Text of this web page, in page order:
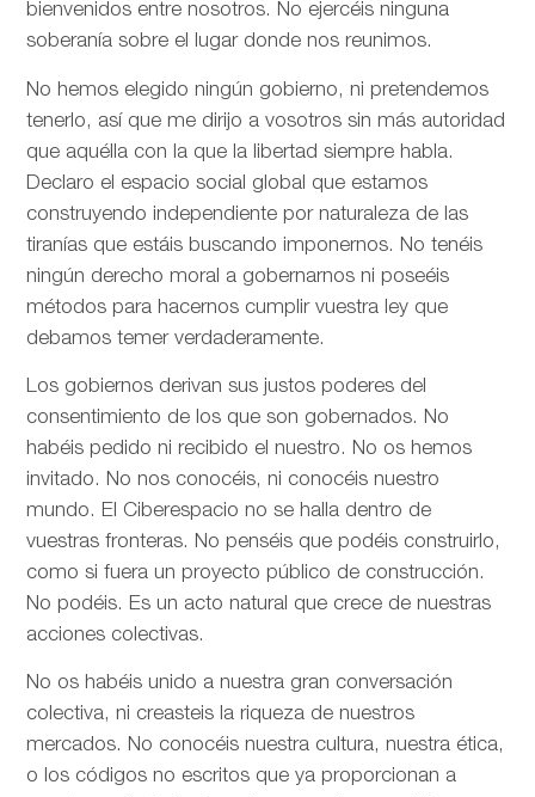
bienvenidos entre nosotros. No ejercéis ninguna
soberanía sobre el lugar donde nos reunimos.
No hemos elegido ningún gobierno, ni pretendemos
tenerlo, así que me dirijo a vosotros sin más autoridad
que aquélla con la que la libertad siempre habla.
Declaro el espacio social global que estamos
construyendo independiente por naturaleza de las
tiranías que estáis buscando imponernos. No tenéis
ningún derecho moral a gobernarnos ni poseéis
métodos para hacernos cumplir vuestra ley que
debamos temer verdaderamente.
Los gobiernos derivan sus justos poderes del
consentimiento de los que son gobernados. No
habéis pedido ni recibido el nuestro. No os hemos
invitado. No nos conocéis, ni conocéis nuestro
mundo. El Ciberespacio no se halla dentro de
vuestras fronteras. No penséis que podéis construirlo,
como si fuera un proyecto público de construcción.
No podéis. Es un acto natural que crece de nuestras
acciones colectivas.
No os habéis unido a nuestra gran conversación
colectiva, ni creasteis la riqueza de nuestros
mercados. No conocéis nuestra cultura, nuestra ética,
o los códigos no escritos que ya proporcionan a